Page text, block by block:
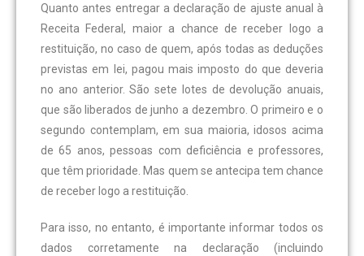
Quanto antes entregar a declaração de ajuste anual à
Receita Federal, maior a chance de receber logo a
restituição, no caso de quem, após todas as deduções
previstas em lei, pagou mais imposto do que deveria
no ano anterior. São sete lotes de devolução anuais,
que são liberados de junho a dezembro. O primeiro e o
segundo contemplam, em sua maioria, idosos acima
de 65 anos, pessoas com deficiência e professores,
que têm prioridade. Mas quem se antecipa tem chance
de receber logo a restituição.
Para isso, no entanto, é importante informar todos os
dados corretamente na declaração (incluindo